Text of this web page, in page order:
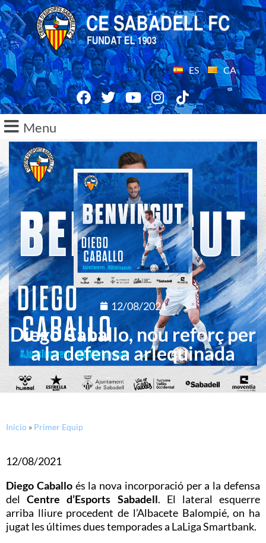
ES CA
Menu
12/08/2021
Diego Caballo, nou reforç per
a la defensa arlequinada
Inicio » Primer Equip
12/08/2021
Diego Caballoés la nova incorporació per a la defensa
delCentre d’Esports Sabadell. El lateral esquerre
arriba lliure procedent de l’Albacete Balompié, on ha
jugat les últimes dues temporades a LaLiga Smartbank.